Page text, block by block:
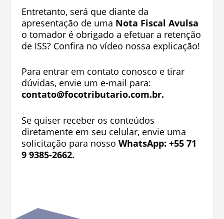
Entretanto, será que diante da
apresentação de uma Nota Fiscal Avulsa
o tomador é obrigado a efetuar a retenção
de ISS? Confira no vídeo nossa explicação!
Para entrar em contato conosco e tirar
dúvidas, envie um e-mail para:
contato@focotributario.com.br.
Se quiser receber os conteúdos
diretamente em seu celular, envie uma
solicitação para nosso WhatsApp: +55 71
9 9385-2662.